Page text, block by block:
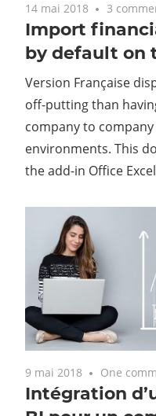
14 mai 2018 3
Import
by default on
Version Française
off-putting than
company to
environments. This
the add-in Office Excel
9 mai 2018 One
Intégration